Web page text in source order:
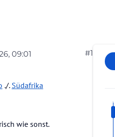
09:016. Nov. 2026, 09:15
#1
./. Südafrika
wie sonst.